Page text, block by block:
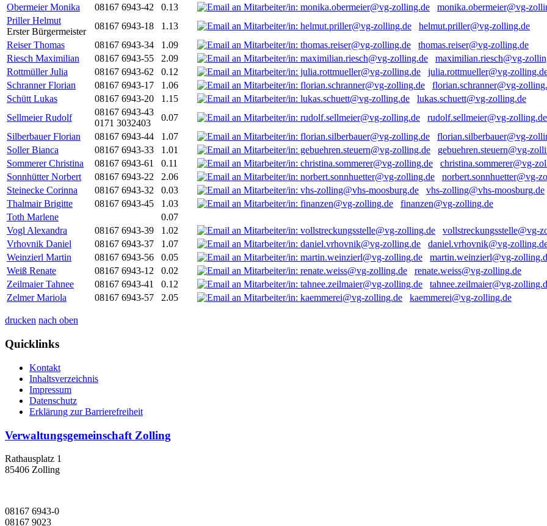
Obermeier Monika
08167 6943-42 0.13
monika.obermeier@vg-
Priller Helmut
Erster Bürgermeister
08167 6943-18 1.13
helmut.priller@vg-zolling.de
Reiser Thomas
08167 6943-34 1.09
thomas.reiser@vg-zolling.de
Riesch Maximilian
08167 6943-55 2.09
maximilian.riesch@vg-
Rottmüller Julia
08167 6943-62 0.12
julia.rottmueller@vg-
Schranner Florian
08167 6943-17 1.06
florian.schranner@vg-
Schütt Lukas
08167 6943-20 1.15
lukas.schuett@vg-zolling.de
Sellmeier Rudolf
08167 6943-43
0171 3032403
0.07
rudolf.sellmeier@vg-zolling.de
Silberbauer Florian
08167 6943-44 1.07
florian.silberbauer@vg-
Soller Bianca
08167 6943-33 1.01
gebuehren.steuern@vg-
Sommerer Christina
08167 6943-61 0.11
christina.sommerer@vg-
Sonnhütter Norbert
08167 6943-22 2.06
norbert.sonnhuetter@vg-
Steinecke Corinna
08167 6943-32 0.03
vhs-zolling@vhs-moosburg.de
Thalmair Brigitte
08167 6943-45 1.03
finanzen@vg-zolling.de
Toth Marlene
0.07
Vogl Alexandra
08167 6943-39 1.02
vollstreckungsstelle@vg-
Vrhovnik Daniel
08167 6943-37 1.07
daniel.vrhovnik@vg-
Weinzierl Martin
08167 6943-56 0.05
martin.weinzierl@vg-
Weiß Renate
08167 6943-12 0.02
renate.weiss@vg-zolling.de
Zeilmaier Tahnee
08167 6943-41 0.12
tahnee.zeilmaier@vg-
Zelmer Mariola
08167 6943-57 2.05 kaemmerei@vg-zolling.de
drucken nach oben
Quicklinks
Kontakt
Inhaltsverzeichnis
Impressum
Datenschutz
Erklärung zur Barrierefreiheit
Verwaltungsgemeinschaft Zolling
Rathausplatz 1
85406 Zolling
08167 6943-0
08167 9023